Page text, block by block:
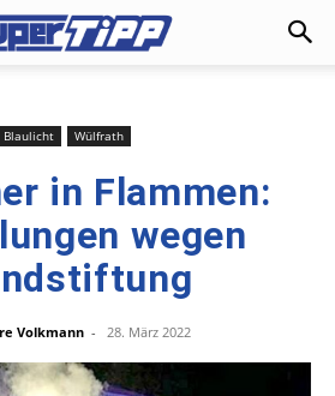
Blaulicht Wülfrath
in Flammen:
wegen
Volkmann - 28. März 2022